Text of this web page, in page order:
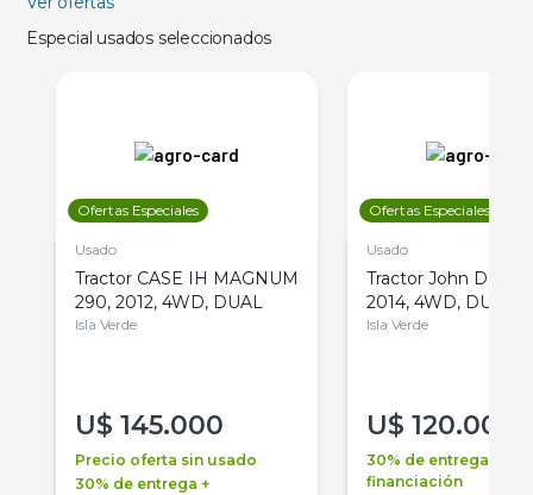
Especial usados seleccionados
Ofertas Especiales
Usado
Tractor CASE IH MAGNUM
290, 2012, 4WD, DUAL
Isla Verde
U$ 145.000
Precio oferta sin usado
30% de entrega +
Ofertas Especiales
Usado
Tractor John Deere
2014, 4WD, DUAL
Isla Verde
U$ 120.000
30% de entrega +
financiación